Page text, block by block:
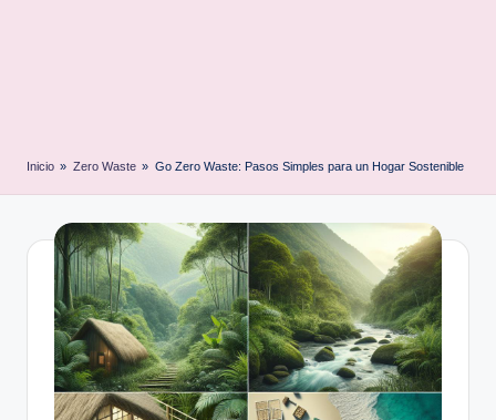
Inicio » Zero Waste » Go Zero Waste: Pasos Simples para un Hogar Sostenible